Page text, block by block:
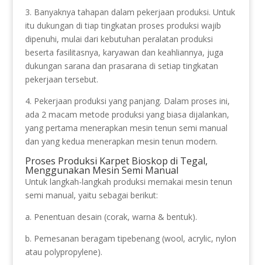
3. Banyaknya tahapan dalam pekerjaan produksi. Untuk
itu dukungan di tiap tingkatan proses produksi wajib
dipenuhi, mulai dari kebutuhan peralatan produksi
beserta fasilitasnya, karyawan dan keahliannya, juga
dukungan sarana dan prasarana di setiap tingkatan
pekerjaan tersebut.
4. Pekerjaan produksi yang panjang. Dalam proses ini,
ada 2 macam metode produksi yang biasa dijalankan,
yang pertama menerapkan mesin tenun semi manual
dan yang kedua menerapkan mesin tenun modern.
Proses Produksi Karpet Bioskop di Tegal,
Menggunakan Mesin Semi Manual
Untuk langkah-langkah produksi memakai mesin tenun
semi manual, yaitu sebagai berikut:
a. Penentuan desain (corak, warna & bentuk).
b. Pemesanan beragam tipebenang (wool, acrylic, nylon
atau polypropylene).